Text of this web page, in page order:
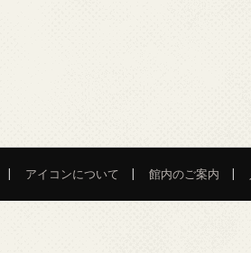
アイコンについて 館内のご案内